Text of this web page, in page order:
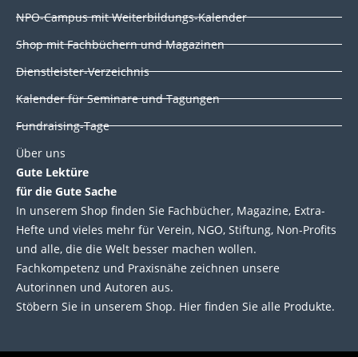
n k
NPO-Campus mit Weiterbildungs-Kalender
Shop mit Fachbüchern und Magazinen
Dienstleister-Verzeichnis
Kalender für Seminare und Tagungen
Fundraising-Tage
Über uns
Gute Lektüre
für die Gute Sache
In unserem Shop finden Sie Fachbücher, Magazine, Extra-
Hefte und vieles mehr für Verein, NGO, Stiftung, Non-Profits
und alle, die die Welt besser machen wollen.
Fachkompetenz und Praxisnähe zeichnen unsere
Autorinnen und Autoren aus.
Stöbern Sie in unserem Shop. Hier finden Sie alle Produkte.